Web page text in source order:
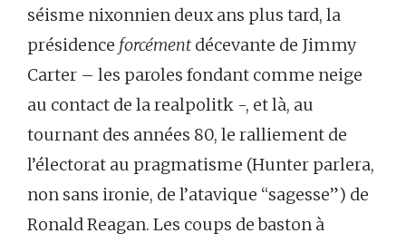
séisme nixonnien deux ans plus tard, la
présidence forcément décevante de Jimmy
Carter – les paroles fondant comme neige
au contact de la realpolitk -, et là, au
tournant des années 80, le ralliement de
l’électorat au pragmatisme (Hunter parlera,
non sans ironie, de l’atavique “sagesse”) de
Ronald Reagan. Les coups de baston à